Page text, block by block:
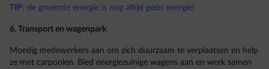
TIP: de groenste energie is nog altijd géén energie!
6. Transport en wagenpark
Moedig medewerkers aan om zich duurzaam te verplaatsen en help
ze met carpoolen. Bied energiezuinige wagens aan en werk samen